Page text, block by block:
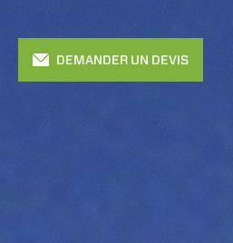
DEMANDER UN DEVIS